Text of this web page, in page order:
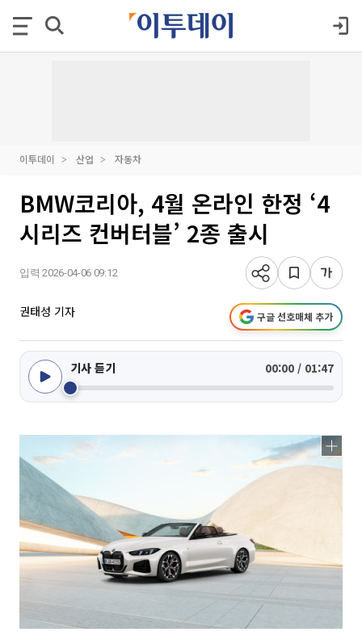
이투데이 산업 자동차
BMW코리아, 4월 온라인 한정 ‘4
시리즈 컨버터블’ 2종 출시
입력 2026-04-06 09:12
권태성 기자 구글 선호매체 추가
기사 듣기 00:00 / 01:47